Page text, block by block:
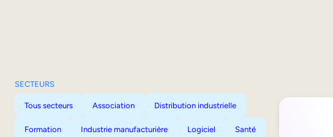
SECTEURS
Tous secteurs Association Distribution industrielle
Formation Industrie manufacturière Logiciel Santé